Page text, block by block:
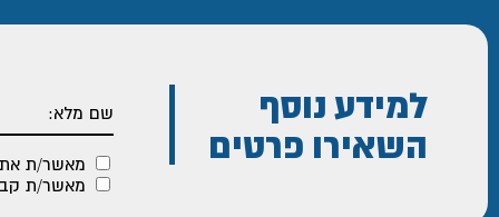
למידע נוסף
השאירו פרטים
מאשר/ת
מאשר/ת